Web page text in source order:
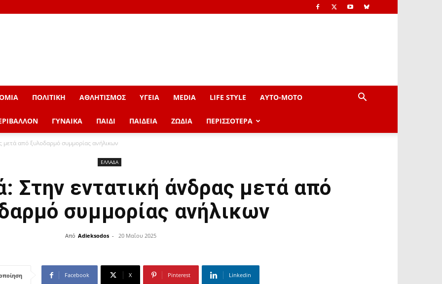
ΠΟΛΙΤΙΚΗ ΑΘΛΗΤΙΣΜΟΣ ΥΓΕΙΑ MEDIA LIFE STYLE AYTO-ΜOTO
ΓΥΝΑΙΚΑ ΠΑΙΔΙ ΠΑΙΔΕΙΑ ΖΩΔΙΑ ΠΕΡΙΣΣΟΤΕΡΑ
μετά από ξυλοδαρμό συμμορίας ανήλικων
ΕΛΛΑΔΑ
Στην εντατική άνδρας μετά από
συμμορίας ανήλικων
Από Adieksodos - 20 Μαΐου 2025
Facebook X Pinterest Linkedin